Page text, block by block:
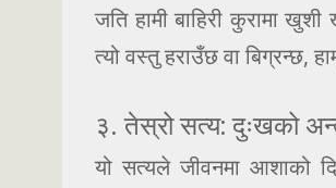
जति हामी बाहिरी कुरामा
त्यो वस्तु हराउँछ वा बिग्रन्छ,
३. तेस्रो सत्य: दुःखको
यो सत्यले जीवनमा आशाको